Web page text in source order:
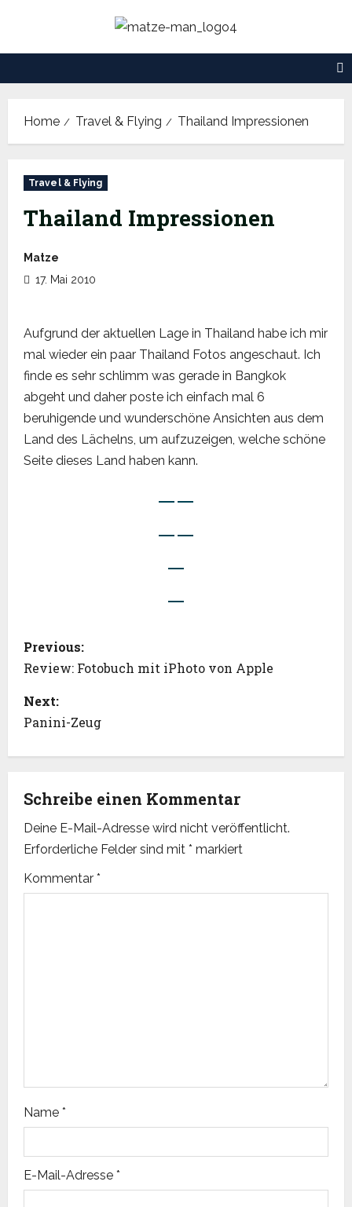
content
Home Travel & Flying Thailand Impressionen
Travel & Flying
Thailand Impressionen
Matze
17. Mai 2010
Aufgrund der aktuellen Lage in Thailand habe ich mir
mal wieder ein paar Thailand Fotos angeschaut. Ich
finde es sehr schlimm was gerade in Bangkok
abgeht und daher poste ich einfach mal 6
beruhigende und wunderschöne Ansichten aus dem
Land des Lächelns, um aufzuzeigen, welche schöne
Seite dieses Land haben kann.
P
o
s
a
v
i
g
Previous:
Review: Fotobuch mit iPhoto von Apple
Next:
Panini-Zeug
Schreibe einen Kommentar
Deine E-Mail-Adresse wird nicht veröffentlicht.
Erforderliche Felder sind mit * markiert
Kommentar *
Name *
E-Mail-Adresse *